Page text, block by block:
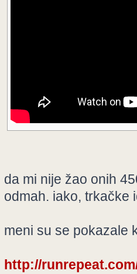
da mi nije žao onih
odmah. iako, trkačke
meni su se pokazale
http://